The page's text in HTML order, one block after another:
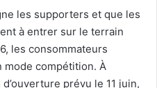
les supporters et que les
à entrer sur le terrain
les consommateurs
mode compétition. À
prévu le 11 juin,